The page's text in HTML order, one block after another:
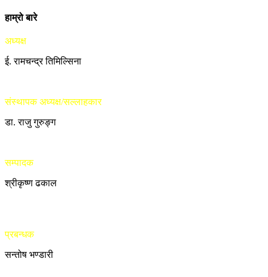
हाम्रो बारे
अध्यक्ष
ई. रामचन्द्र तिमिल्सिना
संस्थापक अध्यक्ष/सल्लाहकार
डा. राजु गुरुङ्ग
सम्पादक
श्रीकृष्ण ढकाल
प्रबन्धक
सन्तोष भण्डारी